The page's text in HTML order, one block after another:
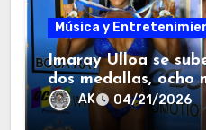
Música y
Imaray Ulloa se
dos medallas, ocho
y una lección que
enseguida.
AK 04/21/2026